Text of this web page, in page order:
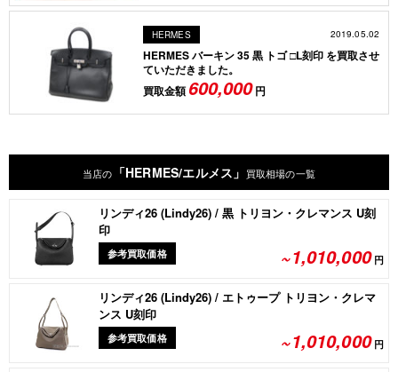
HERMES 2019.05.02
HERMES バーキン 35 黒 トゴ □L刻印 を買取させ
ていただきました。
買取金額600,000円
当店の 「HERMES/エルメス」 買取相場の一覧
リンディ26 (Lindy26) / 黒 トリヨン・クレマンス U刻
印
参考買取価格 ~1,010,000円
リンディ26 (Lindy26) / エトゥープ トリヨン・クレマ
ンス U刻印
参考買取価格 ~1,010,000円